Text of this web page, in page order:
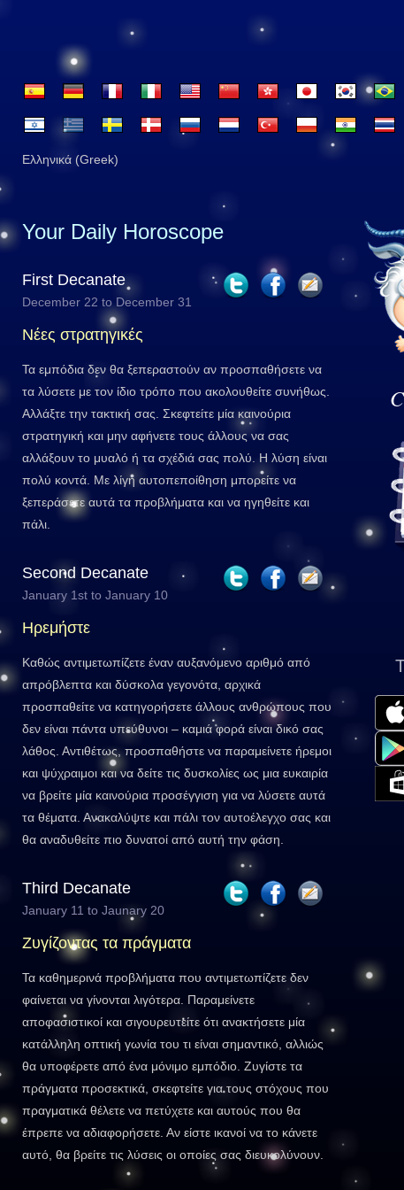
Ελληνικά (Greek)
Your Daily Horoscope
First Decanate
December 22 to December 31
Νέες στρατηγικές
Τα εμπόδια δεν θα ξεπεραστούν αν προσπαθήσετε να
τα λύσετε με τον ίδιο τρόπο που ακολουθείτε συνήθως.
Αλλάξτε την τακτική σας. Σκεφτείτε μία καινούρια
στρατηγική και μην αφήνετε τους άλλους να σας
αλλάξουν το μυαλό ή τα σχέδιά σας πολύ. Η λύση είναι
πολύ κοντά. Με λίγη αυτοπεποίθηση μπορείτε να
ξεπεράσετε αυτά τα προβλήματα και να ηγηθείτε και
πάλι.
Second Decanate
January 1st to January 10
Ηρεμήστε
Καθώς αντιμετωπίζετε έναν αυξανόμενο αριθμό από
απρόβλεπτα και δύσκολα γεγονότα, αρχικά
προσπαθείτε να κατηγορήσετε άλλους ανθρώπους που
δεν είναι πάντα υπεύθυνοι – καμιά φορά είναι δικό σας
λάθος. Αντιθέτως, προσπαθήστε να παραμείνετε ήρεμοι
και ψύχραιμοι και να δείτε τις δυσκολίες ως μια ευκαιρία
να βρείτε μία καινούρια προσέγγιση για να λύσετε αυτά
τα θέματα. Ανακαλύψτε και πάλι τον αυτοέλεγχο σας και
θα αναδυθείτε πιο δυνατοί από αυτή την φάση.
Third Decanate
January 11 to Jaunary 20
Ζυγίζοντας τα πράγματα
Τα καθημερινά προβλήματα που αντιμετωπίζετε δεν
φαίνεται να γίνονται λιγότερα. Παραμείνετε
αποφασιστικοί και σιγουρευτείτε ότι ανακτήσετε μία
κατάλληλη οπτική γωνία του τι είναι σημαντικό, αλλιώς
θα υποφέρετε από ένα μόνιμο εμπόδιο. Ζυγίστε τα
πράγματα προσεκτικά, σκεφτείτε για τους στόχους που
πραγματικά θέλετε να πετύχετε και αυτούς που θα
έπρεπε να αδιαφορήσετε. Αν είστε ικανοί να το κάνετε
αυτό, θα βρείτε τις λύσεις οι οποίες σας διευκολύνουν.